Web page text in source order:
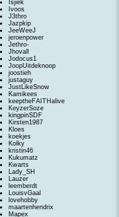
Isjiek
Ivoos
J3thro
Jazpkip
JeeWeeJ
jeroenpower
Jethro-
Jhovall
Jodocus1
JoopUitdeknoop
joostieh
justaguy
JustLikeSnow
Kamikees
keeptheFAITHalive
KeyzerSoze
kingpinSDF
Kirsten1987
Kloes
koekjes
Kolky
kristin46
Kukumatz
Kwarts
Lady_SH
Lauzer
leemberdt
LouisvGaal
lovehobby
maartenhendrix
Mapex